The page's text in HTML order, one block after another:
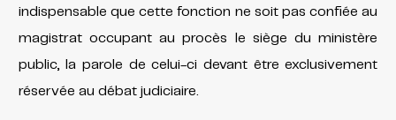
indispensable que cette fonction ne soit pas confiée au
magistrat occupant au procès le siège du ministère
public, la parole de celui-ci devant être exclusivement
réservée au débat judiciaire.